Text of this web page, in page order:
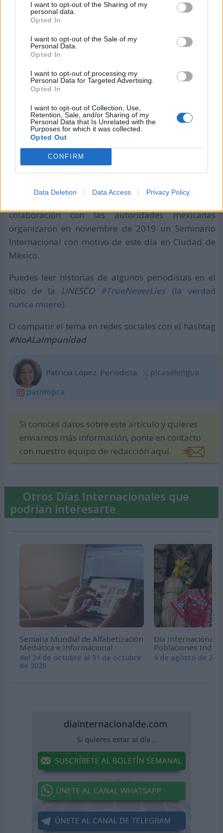
I want to opt-out of the Sharing of my
personal data.
Opted In
I want to opt-out of the Sale of my
Personal Data.
Opted In
I want to opt-out of processing my
Personal Data for Targeted Advertising.
Opted In
I want to opt-out of Collection, Use,
Retention, Sale, and/or Sharing of my
Personal Data that Is Unrelated with the
Purposes for which it was collected.
Opted Out
CONFIRM
Data Deletion Data Access Privacy Policy
Cartel de la celebración de 2018
La Organización de las Naciones Unidas para la
colaboración con las autoridades mexicanas
organizaron en noviembre de 2019 un Seminario
Internacional con motivo de este día en Ciudad de
México.
Puedes leer historias de algunos periodistas en el
sitio de la UNESCO #TrueNeverLies(la verdad
nunca muere).
O compatir el tema en redes sociales con el hashtag
#NoALaImpunidad.
Patricia López. Periodista.
plcasalengua
patrilopca
Si conoces datos sobre este artículo y quieres
enviarnos más información, ponte en contacto
con nuestro equipo de redacción aquí.
Otros Días Internacionales que
podrían interesarte
Semana Mundial de Alfabetización
Mediática e Informacional
del 24 de octubre al 31 de octubre
de 2026
Día Internacional
Poblaciones
9 de agosto de